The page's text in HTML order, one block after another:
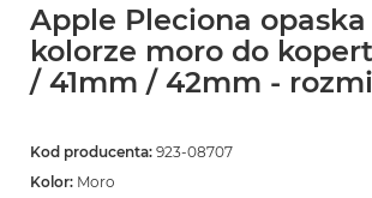
Apple Pleciona
kolorze moro do
/ 41mm / 42mm -
Kod producenta: 923-08707
Kolor: Moro